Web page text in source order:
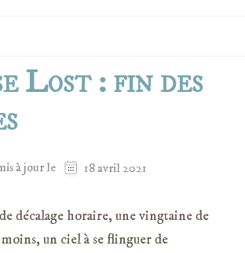
Lost : fin des
à jour le 18 avril 2021
décalage horaire, une vingtaine de
un ciel à se flinguer de